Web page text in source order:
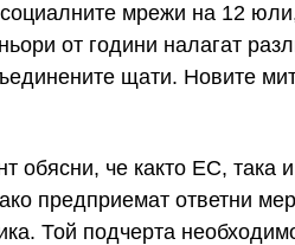
мрежи на 12
от години налагат
щати. Новите
обясни, че както ЕС, така
предприемат ответни
Той подчерта